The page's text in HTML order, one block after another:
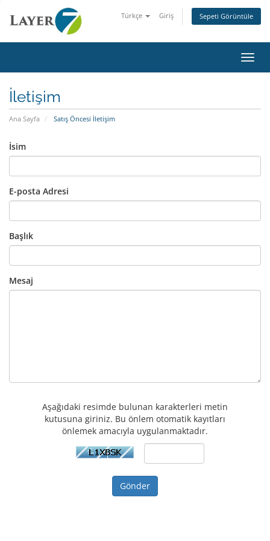
Türkçe Giriş Sepeti Görüntüle
İletişim
Ana Sayfa Satış Öncesi İletişim
İsim
E-posta Adresi
Başlık
Mesaj
Aşağıdaki resimde bulunan karakterleri metin
kutusuna giriniz. Bu önlem otomatik kayıtları
önlemek amacıyla uygulanmaktadır.
Gönder